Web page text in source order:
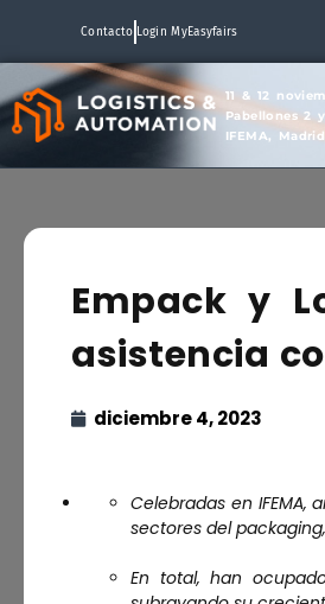
Contacto Login MyEasyfairs
11 & 12
Pabellones 2
IFEMA, Madrid
Empack y
asistencia
diciembre 4, 2023
Celebradas en
sectores del
En total, han